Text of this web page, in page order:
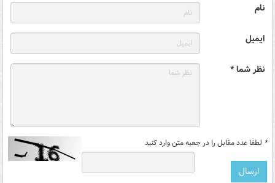
نام
ایمیل
نظر شما *
* لطفا عدد مقابل را در جعبه متن وارد کنید